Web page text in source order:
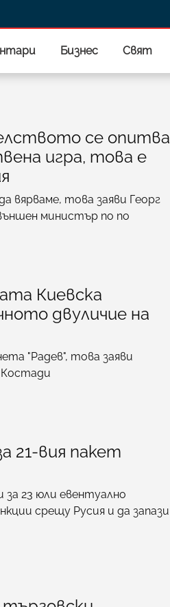
Бизнес Свят
се опитва
игра, това е
вярваме, това заяви Георг
министър по по
Киевска
двуличие на
"Радев", това заяви
21-вия пакет
23 юли евентуално
срещу Русия и да запази